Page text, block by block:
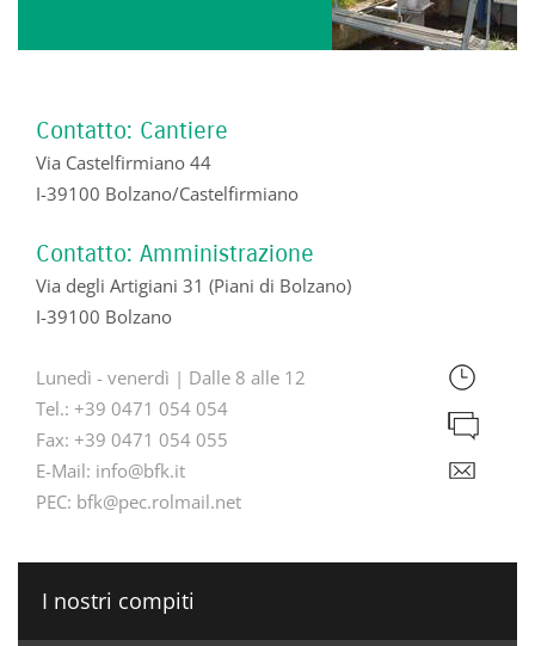
Contatto: Cantiere
Via Castelfirmiano 44
I-39100 Bolzano/Castelfirmiano
Contatto: Amministrazione
Via degli Artigiani 31 (Piani di Bolzano)
I-39100 Bolzano
Lunedì - venerdì | Dalle 8 alle 12
Tel.: +39 0471 054 054
Fax: +39 0471 054 055
E-Mail: info@bfk.it
PEC: bfk@pec.rolmail.net
I nostri compiti